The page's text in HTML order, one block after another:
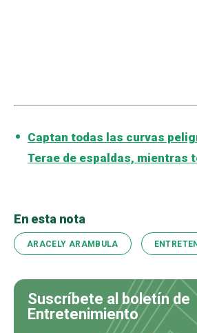
Captan todas las curvas
Terae de espaldas, mientras
En esta nota
ARACELY ARAMBULA
Suscríbete al boletín de
Entretenimiento